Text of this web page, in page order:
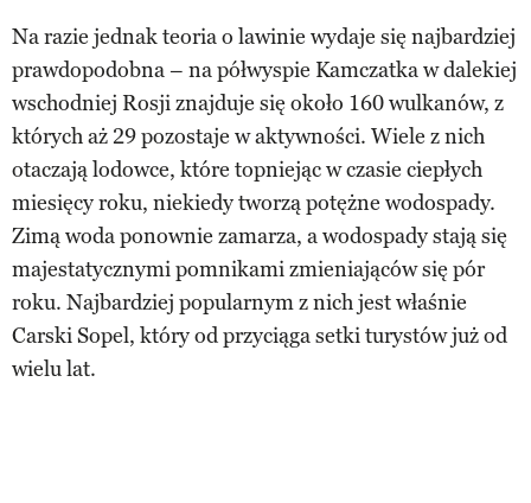
Na razie jednak teoria o lawinie wydaje się najbardziej
prawdopodobna – na półwyspie Kamczatka w dalekiej
wschodniej Rosji znajduje się około 160 wulkanów, z
których aż 29 pozostaje w aktywności. Wiele z nich
otaczają lodowce, które topniejąc w czasie ciepłych
miesięcy roku, niekiedy tworzą potężne wodospady.
Zimą woda ponownie zamarza, a wodospady stają się
majestatycznymi pomnikami zmieniająców się pór
roku. Najbardziej popularnym z nich jest właśnie
Carski Sopel, który od przyciąga setki turystów już od
wielu lat.